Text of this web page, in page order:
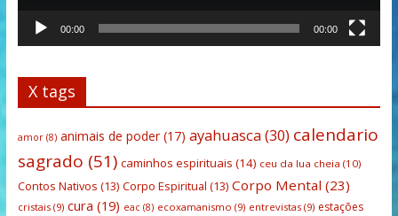
00:00 00:00
X tags
amor(8) animais de poder(17) ayahuasca(30) calendario
sagrado (51) caminhos espirituais (14) ceu da lua cheia (10)
Contos Nativos (13) Corpo Espiritual (13) Corpo Mental (23)
cristais(9) cura (19) eac(8) ecoxamanismo (9) entrevistas(9) estações